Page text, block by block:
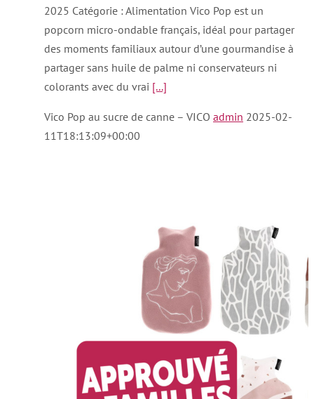
2025 Catégorie : Alimentation Vico Pop est un
popcorn micro-ondable français, idéal pour partager
des moments familiaux autour d’une gourmandise à
partager sans huile de palme ni conservateurs ni
colorants avec du vrai [...]
Vico Pop au sucre de canne – VICO admin 2025-02-
11T18:13:09+00:00